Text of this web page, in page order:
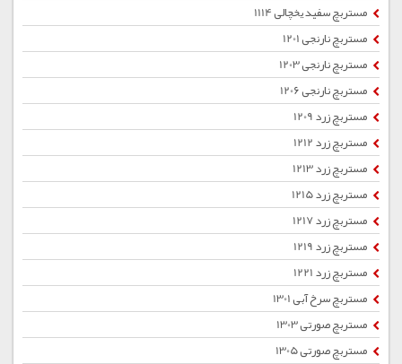
مستربچ سفید یخچالی 1114
مستربچ نارنجی 1201
مستربچ نارنجی 1203
مستربچ نارنجی 1206
مستربچ زرد 1209
مستربچ زرد 1212
مستربچ زرد 1213
مستربچ زرد 1215
مستربچ زرد 1217
مستربچ زرد 1219
مستربچ زرد 1221
مستربچ سرخ آبی 1301
مستربچ صورتی 1303
مستربچ صورتی 1305